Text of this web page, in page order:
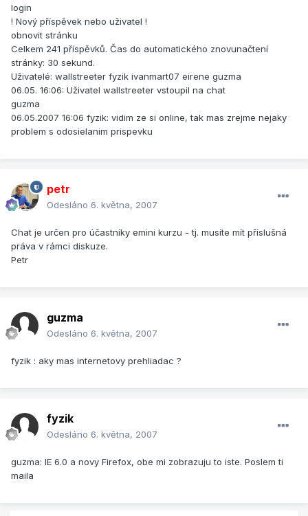
login
! Nový příspěvek nebo uživatel !
obnovit stránku
Celkem 241 příspěvků. Čas do automatického znovunačtení
stránky: 30 sekund.
Uživatelé: wallstreeter fyzik ivanmart07 eirene guzma
06.05. 16:06: Uživatel wallstreeter vstoupil na chat
guzma
06.05.2007 16:06 fyzik: vidim ze si online, tak mas zrejme nejaky
problem s odosielanim prispevku
petr
Odesláno 6. května, 2007
Chat je určen pro účastníky emini kurzu - tj. musíte mít příslušná
práva v rámci diskuze.
Petr
guzma
Odesláno 6. května, 2007
fyzik : aky mas internetovy prehliadac ?
fyzik
Odesláno 6. května, 2007
guzma: IE 6.0 a novy Firefox, obe mi zobrazuju to iste. Poslem ti
maila